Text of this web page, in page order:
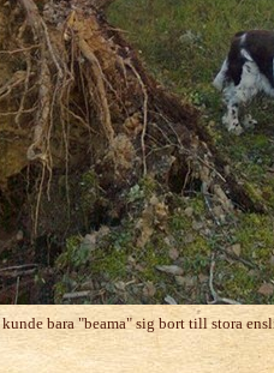
bara "beama" sig bort till stora